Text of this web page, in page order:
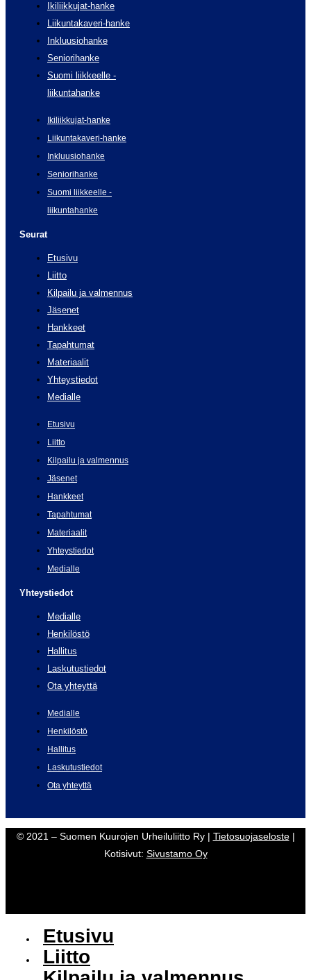
Ikiliikkujat-hanke
Liikuntakaveri-hanke
Inkluusiohanke
Seniorihanke
Suomi liikkeelle -
liikuntahanke
Ikiliikkujat-hanke
Liikuntakaveri-hanke
Inkluusiohanke
Seniorihanke
Suomi liikkeelle -
liikuntahanke
Seurat
Etusivu
Liitto
Kilpailu ja valmennus
Jäsenet
Hankkeet
Tapahtumat
Materiaalit
Yhteystiedot
Medialle
Etusivu
Liitto
Kilpailu ja valmennus
Jäsenet
Hankkeet
Tapahtumat
Materiaalit
Yhteystiedot
Medialle
Yhteystiedot
Medialle
Henkilöstö
Hallitus
Laskutustiedot
Ota yhteyttä
Medialle
Henkilöstö
Hallitus
Laskutustiedot
Ota yhteyttä
© 2021 – Suomen Kuurojen Urheiluliitto Ry | Tietosuojaseloste|
Kotisivut: Sivustamo Oy
Etusivu
Liitto